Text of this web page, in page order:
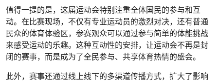
值得一提的是，这届运动会特别注重全体国民的参与和互
动。在比赛现场，不仅有专业运动员的激烈对决，还有普通
民众的体育体验区，参赛观众可以通过参与简单的体能挑战
来感受运动的乐趣。这种互动性的安排，让运动会不再是封
闭的赛事，而是成为了全民参与、共享体育热情的盛会。
此外，赛事还通过线上线下的多渠道传播方式，扩大了影响